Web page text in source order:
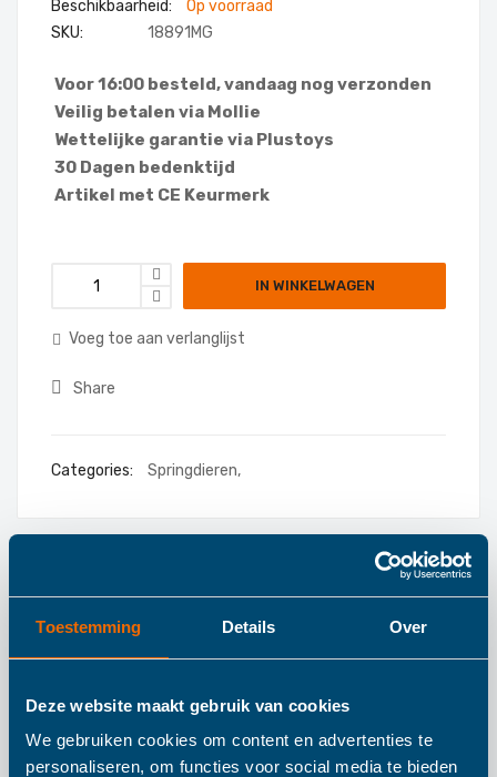
Toestemming Details Over
Deze website maakt gebruik van cookies
We gebruiken cookies om content en advertenties te
personaliseren, om functies voor social media te bieden
afbeeldingen-
de
gallerij
Op voorraad
SKU
18891MG
Voor 16:00 besteld, vandaag nog verzonden
Veilig betalen via Mollie
Wettelijke garantie via Plustoys
30 Dagen bedenktijd
Artikel met CE Keurmerk
IN WINKELWAGEN
Voeg toe aan verlanglijst
Share
Categories: Springdieren,
Details
Tryco - Skippy Cow -
Black